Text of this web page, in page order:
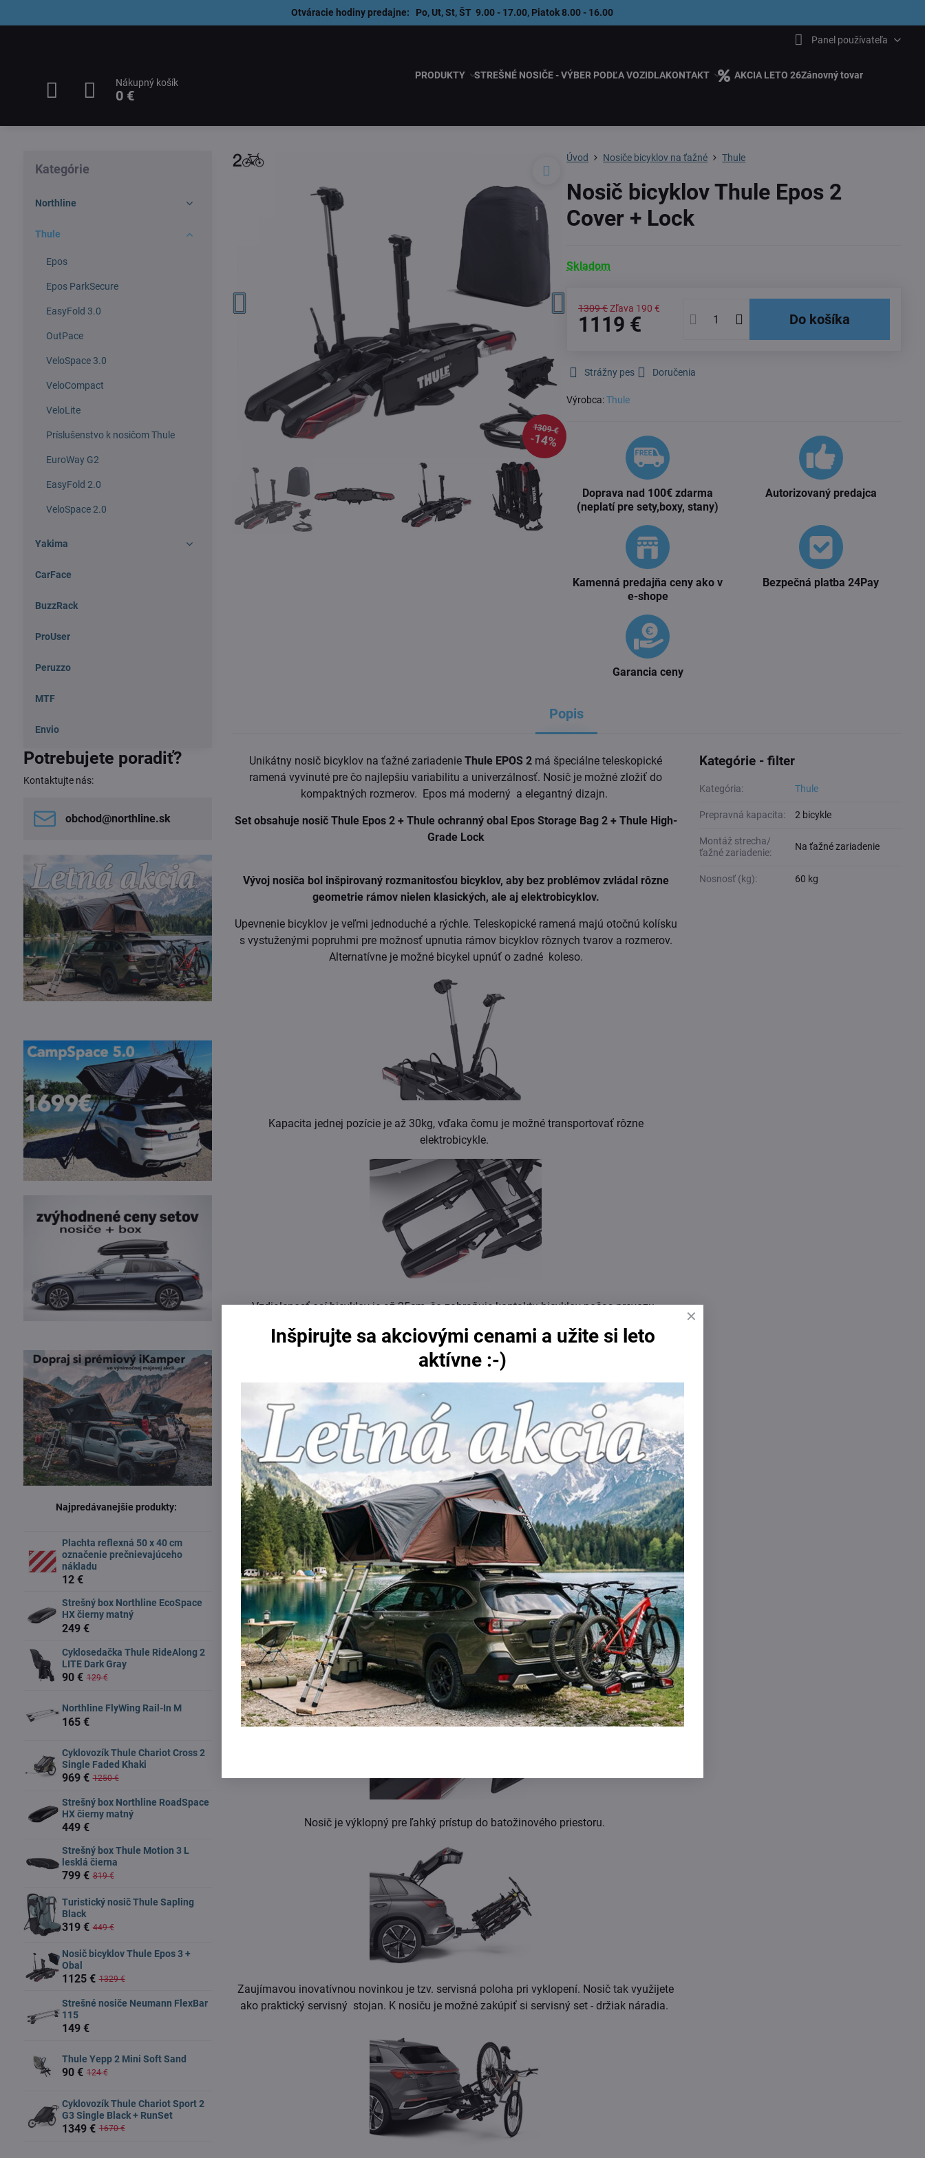
Otváracie hodiny predajne: Po, Ut, St, ŠT 9.00 - 17.00, Piatok 8.00 - 16.00
Panel používateľa
Nákupný košík
0 €
PRODUKTY STREŠNÉ NOSIČE - VÝBER PODĽA VOZIDLAKONTAKT AKCIA LETO 26Zánovný tovar
1309 €
14%
Úvod Nosiče bicyklov na ťažné Thule
Nosič bicyklov Thule Epos 2
Cover + Lock
Skladom
1309 € Zľava 190 €
1119 € Do košíka
Strážny pes Doručenia
Výrobca:Thule
Doprava nad 100€ zdarma
(neplatí pre sety,boxy, stany)
Autorizovaný predajca
Kamenná predajňa ceny ako v
e-shope
Bezpečná platba 24Pay
Garancia ceny
Popis
Unikátny nosič bicyklov na ťažné zariadenieThule EPOS 2 má špeciálne teleskopické
ramená vyvinuté pre čo najlepšiu variabilitu a univerzálnosť. Nosič je možné zložiť do
kompaktných rozmerov. Epos má moderný a elegantný dizajn.
Set obsahuje nosič Thule Epos 2 + Thule ochranný obal Epos Storage Bag 2 + Thule High-
Grade Lock
Vývoj nosiča bol inšpirovaný rozmanitosťou bicyklov, aby bez problémov zvládal rôzne
geometrie rámov nielen klasických, ale aj elektrobicyklov.
Upevnenie bicyklov je veľmi jednoduché a rýchle. Teleskopické ramená majú otočnú kolísku
s vystuženými popruhmi pre možnosť upnutia rámov bicyklov rôznych tvarov a rozmerov.
Alternatívne je možné bicykel upnúť o zadné koleso.
Kapacita jednej pozície je až 30kg, vďaka čomu je možné transportovať rôzne
elektrobicykle.
Vzdialenosť osí bicyklov je až 25cm, čo zabraňuje kontaktu bicyklov počas prevozu.
Extra dlhé držiaky kolies umožňujú umiestniť na nosič bicykle s rázvorom až 1350 mm.
Popruhy na kolesá umožňujú upevniť pneumatiky do 3,2" (možnosť dokúpiť extra dlhé
propuhy pre 4,7" pneumatiky)
Nosič je výklopný pre ľahký prístup do batožinového priestoru.
Zaujímavou inovatívnou novinkou je tzv. servisná poloha pri vyklopení. Nosič tak využijete
ako praktický servisný stojan. K nosiču je možné zakúpiť si servisný set - držiak náradia.
Kategórie - filter
Kategória: Thule
Prepravná kapacita: 2 bicykle
Montáž strecha/
ťažné zariadenie:
Na ťažné zariadenie
Nosnosť (kg): 60 kg
Kategórie
Northline
Thule
Epos
Epos ParkSecure
EasyFold 3.0
OutPace
VeloSpace 3.0
VeloCompact
VeloLite
Príslušenstvo k nosičom Thule
EuroWay G2
EasyFold 2.0
VeloSpace 2.0
Yakima
CarFace
BuzzRack
ProUser
Peruzzo
MTF
Envio
Potrebujete poradiť?
Kontaktujte nás:
obchod​@northline​.sk
Najpredávanejšie produkty:
Plachta reflexná 50 x 40 cm
označenie prečnievajúceho
nákladu
12 €
Strešný box Northline EcoSpace
HX čierny matný
249 €
Cyklosedačka Thule RideAlong 2
LITE Dark Gray
90 € 129 €
Northline FlyWing Rail-In M
165 €
Cyklovozík Thule Chariot Cross 2
Single Faded Khaki
969 € 1250 €
Strešný box Northline RoadSpace
HX čierny matný
449 €
Strešný box Thule Motion 3 L
lesklá čierna
799 € 819 €
Turistický nosič Thule Sapling
Black
319 € 449 €
Nosič bicyklov Thule Epos 3 +
Obal
1125 € 1329 €
Strešné nosiče Neumann FlexBar
115
149 €
Thule Yepp 2 Mini Soft Sand
90 € 124 €
Cyklovozík Thule Chariot Sport 2
G3 Single Black + RunSet
1349 € 1670 €
Inšpirujte sa akciovými cenami a užite si leto
aktívne :-)